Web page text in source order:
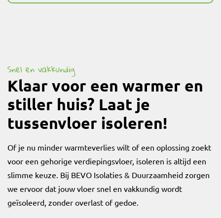
Snel en vakkundig
Klaar voor een warmer en
stiller huis? Laat je
tussenvloer isoleren!
Of je nu minder warmteverlies wilt of een oplossing zoekt
voor een gehorige verdiepingsvloer, isoleren is altijd een
slimme keuze. Bij BEVO Isolaties & Duurzaamheid zorgen
we ervoor dat jouw vloer snel en vakkundig wordt
geïsoleerd, zonder overlast of gedoe.